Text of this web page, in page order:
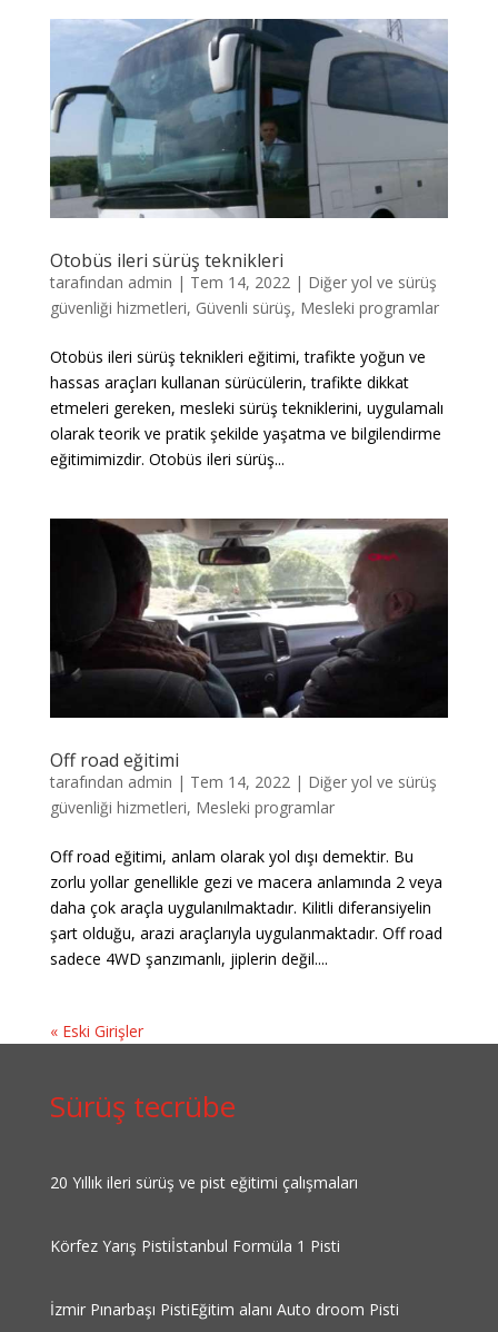
Otobüs ileri sürüş teknikleri
tarafından admin | Tem 14, 2022| Diğer yol ve sürüş
güvenliği hizmetleri, Güvenli sürüş, Mesleki programlar
Otobüs ileri sürüş teknikleri eğitimi, trafikte yoğun ve
hassas araçları kullanan sürücülerin, trafikte dikkat
etmeleri gereken, mesleki sürüş tekniklerini, uygulamalı
olarak teorik ve pratik şekilde yaşatma ve bilgilendirme
eğitimimizdir. Otobüs ileri sürüş...
Off road eğitimi
tarafından admin | Tem 14, 2022| Diğer yol ve sürüş
güvenliği hizmetleri, Mesleki programlar
Off road eğitimi, anlam olarak yol dışı demektir. Bu
zorlu yollar genellikle gezi ve macera anlamında 2 veya
daha çok araçla uygulanılmaktadır. Kilitli diferansiyelin
şart olduğu, arazi araçlarıyla uygulanmaktadır. Off road
sadece 4WD şanzımanlı, jiplerin değil....
« Eski Girişler
Sürüş tecrübe
20 Yıllık ileri sürüş ve pist eğitimi çalışmaları
Körfez Yarış Pistiİstanbul Formüla 1 Pisti
İzmir Pınarbaşı PistiEğitim alanı Auto droom Pisti